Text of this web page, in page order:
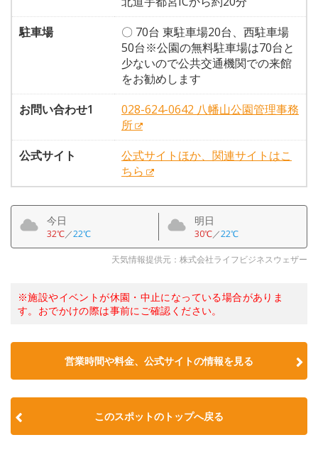
駐車場
〇 70台 東駐車場20台、西駐車場
50台※公園の無料駐車場は70台と
少ないので公共交通機関での来館
をお勧めします
お問い合わせ1
028-624-0642 八幡山公園管理事務
所
公式サイト
公式サイトほか、関連サイトはこ
ちら
今日
32℃／22℃
明日
30℃／22℃
天気情報提供元：株式会社ライフビジネスウェザー
※施設やイベントが休園・中止になっている場合がありま
す。おでかけの際は事前にご確認ください。
営業時間や料金、公式サイトの情報を見る
このスポットのトップへ戻る